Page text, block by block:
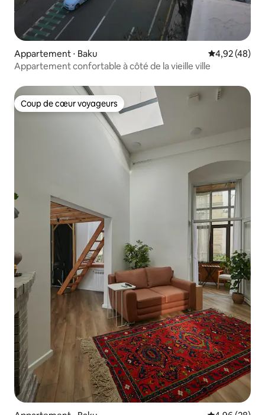
Appartement ⋅ Baku Évaluation
4,92 (48)
Appartement confortable à côté de la vieille ville
Coup de cœur voyageurs
Coup de cœur voyageurs